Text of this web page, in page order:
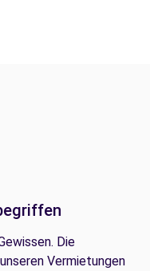
Die
Vermietungen